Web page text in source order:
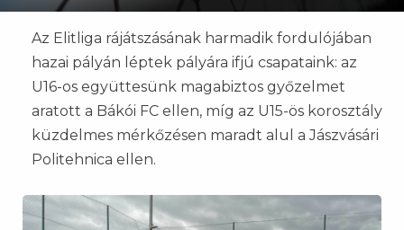
Az Elitliga rájátszásának harmadik fordulójában
hazai pályán léptek pályára ifjú csapataink: az
U16-os együttesünk magabiztos győzelmet
aratott a Bákói FC ellen, míg az U15-ös korosztály
küzdelmes mérkőzésen maradt alul a Jászvásári
Politehnica ellen.